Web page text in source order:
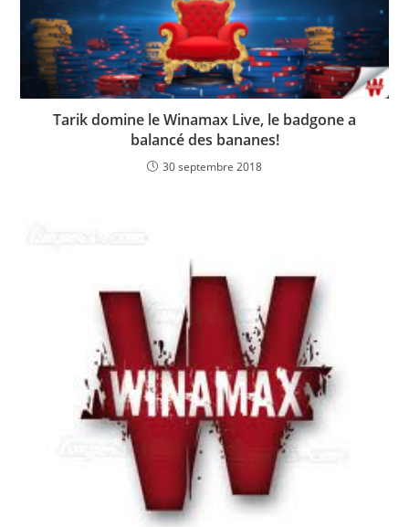
Tarik domine le Winamax Live, le badgone a
balancé des bananes!
30 septembre 2018